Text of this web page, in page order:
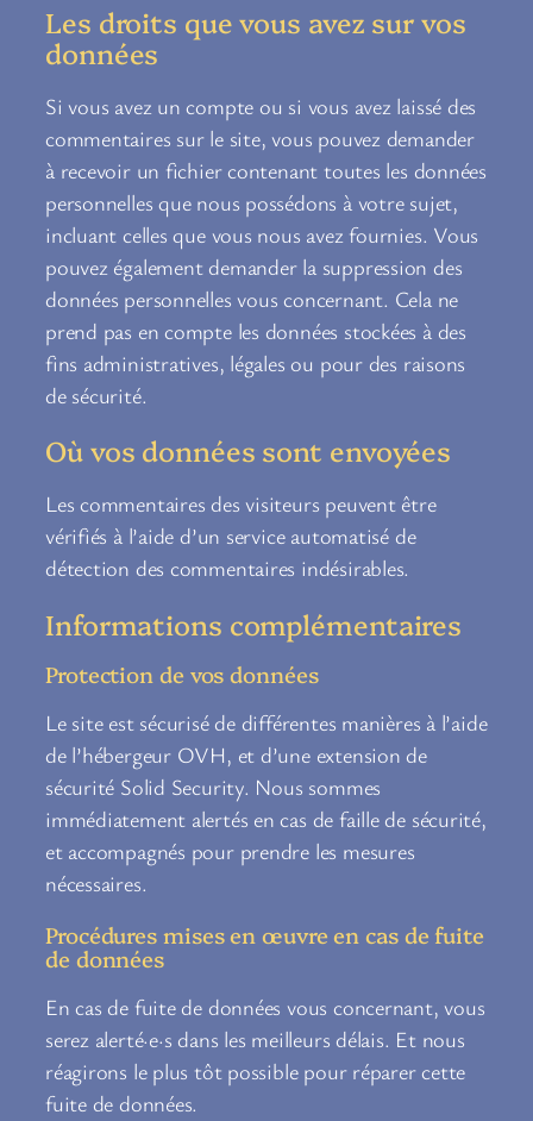
Les droits que vous avez sur vos
données
Si vous avez un compte ou si vous avez laissé des
commentaires sur le site, vous pouvez demander
à recevoir un fichier contenant toutes les données
personnelles que nous possédons à votre sujet,
incluant celles que vous nous avez fournies. Vous
pouvez également demander la suppression des
données personnelles vous concernant. Cela ne
prend pas en compte les données stockées à des
fins administratives, légales ou pour des raisons
de sécurité.
Où vos données sont envoyées
Les commentaires des visiteurs peuvent être
vérifiés à l’aide d’un service automatisé de
détection des commentaires indésirables.
Informations complémentaires
Protection de vos données
Le site est sécurisé de différentes manières à l’aide
de l’hébergeur OVH, et d’une extension de
sécurité Solid Security. Nous sommes
immédiatement alertés en cas de faille de sécurité,
et accompagnés pour prendre les mesures
nécessaires.
Procédures mises en œuvre en cas de fuite
de données
En cas de fuite de données vous concernant, vous
serez alerté·e·s dans les meilleurs délais. Et nous
réagirons le plus tôt possible pour réparer cette
fuite de données.